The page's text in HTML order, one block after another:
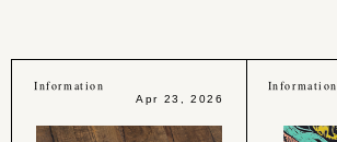
Information
Apr 23, 2026
Information